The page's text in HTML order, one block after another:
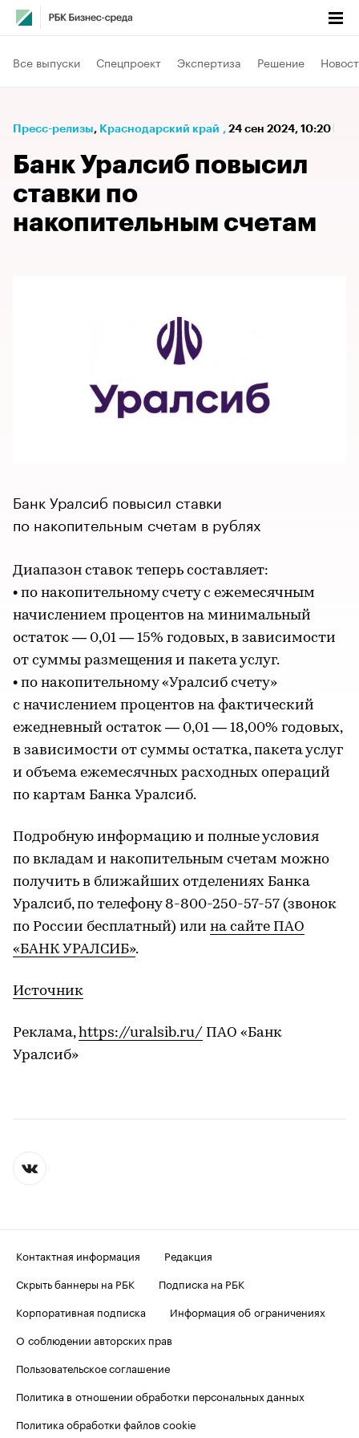
Все выпуски Спецпроект Экспертиза Решение
Пресс-релизы⁠, Краснодарский край , 24 сен 2024, 10:20
Банк Уралсиб повысил
ставки по
накопительным счетам
Банк Уралсиб повысил ставки
по накопительным счетам в рублях
Диапазон ставок теперь составляет:
• по накопительному счету с ежемесячным
начислением процентов на минимальный
остаток — 0,01 — 15% годовых, в зависимости
от суммы размещения и пакета услуг.
• по накопительному «Уралсиб счету»
с начислением процентов на фактический
ежедневный остаток — 0,01 — 18,00% годовых,
в зависимости от суммы остатка, пакета услуг
и объема ежемесячных расходных операций
по картам Банка Уралсиб.
Подробную информацию и полные условия
по вкладам и накопительным счетам можно
получить в ближайших отделениях Банка
Уралсиб, по телефону 8-800-250-57-57 (звонок
по России бесплатный) или на сайте ПАО
«БАНК УРАЛСИБ».
Источник
Реклама,https://uralsib.ru/ ПАО «Банк
Уралсиб»
Контактная информация
Редакция
Скрыть баннеры на РБК
Подписка на РБК
Корпоративная подписка
Информация об ограничениях
О соблюдении авторских прав
Пользовательское соглашение
Политика в отношении обработки персональных данных
Политика обработки файлов cookie